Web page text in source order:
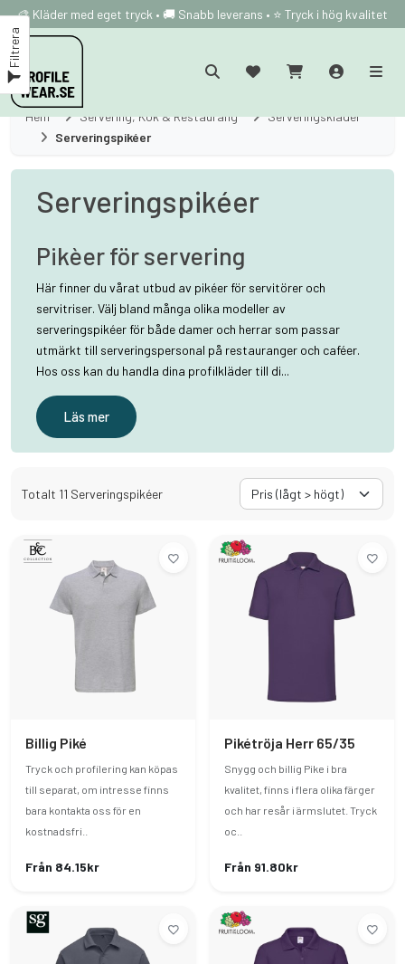
Filtrera
🎨 Kläder med eget tryck • 🚚 Snabb leverans • ⭐ Tryck i hög kvalitet
Hem Servering, Kök & Restaurang
Serveringskläder
Serveringspikéer
Serveringspikéer
Pikèer för servering
Här finner du vårat utbud av pikéer för servitörer och
servitriser. Välj bland många olika modeller av
serveringspikéer för både damer och herrar som passar
utmärkt till serveringspersonal på restauranger och caféer.
Hos oss kan du handla dina profilkläder till di...
Läs mer
Totalt 11 Serveringspikéer
Billig Piké
Tryck och profilering kan köpas
till separat, om intresse finns
bara kontakta oss för en
kostnadsfri..
Från 84.15kr
Pikétröja Herr 65/35
Snygg och billig Pike i bra
kvalitet, finns i flera olika färger
och har resår i ärmslutet. Tryck
oc..
Från 91.80kr